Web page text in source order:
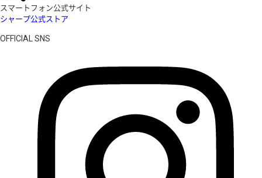
スマートフォン公式サイト
シャープ公式ストア
OFFICIAL SNS